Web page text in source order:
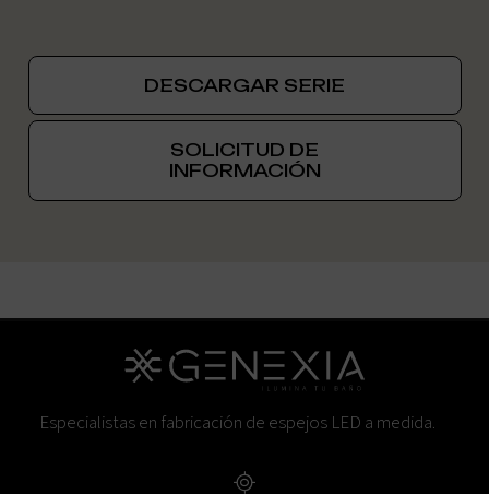
DESCARGAR SERIE
SOLICITUD DE
INFORMACIÓN
Especialistas en fabricación de espejos LED a medida.